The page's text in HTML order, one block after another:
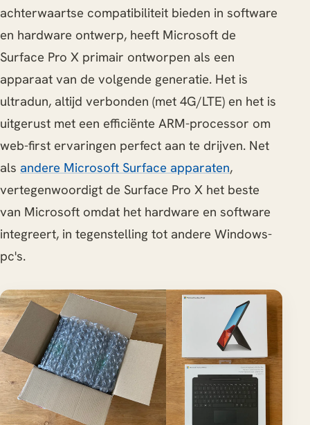
achterwaartse compatibiliteit bieden in software
en hardware ontwerp, heeft Microsoft de
Surface Pro X primair ontworpen als een
apparaat van de volgende generatie. Het is
ultradun, altijd verbonden (met 4G/LTE) en het is
uitgerust met een efficiënte ARM-processor om
web-first ervaringen perfect aan te drijven. Net
als andere Microsoft Surface apparaten,
vertegenwoordigt de Surface Pro X het beste
van Microsoft omdat het hardware en software
integreert, in tegenstelling tot andere Windows-
pc's.